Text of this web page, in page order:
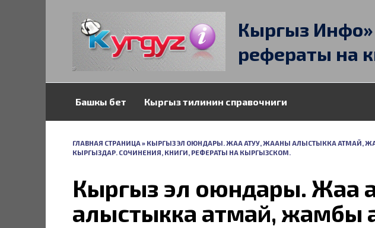
Кыргыз
рефераты на
Башкы бет Кыргыз тилинин справочниги
ГЛАВНАЯ СТРАНИЦА» КЫРГЫЗ ЭЛ ОЮНДАРЫ. ЖАА АТУУ, ЖААНЫ АЛЫСТЫККА АТМАЙ,
КЫРГЫЗДАР. СОЧИНЕНИЯ, КНИГИ, РЕФЕРАТЫ НА КЫРГЫЗСКОМ.
Кыргыз эл оюндары. Жаа
алыстыкка атмай, жамбы